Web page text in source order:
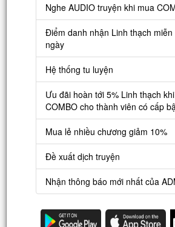
Truyện mới
Truyện Hot
Truyện Full
Truyện Dịch Miễn Phí
Thao tác
Đăng ký tài khoản
Danh sách combo
Nguời dùng
Lưu ý trên web
Nghe AUDIO truyện khi mua
Điểm danh nhận Linh thạch
ngày
Hệ thống tu luyện
Ưu đãi hoàn tới 5% Linh thạch
COMBO cho thành viên có cấp
Mua lẻ nhiều chương giảm 10%
Đề xuất dịch truyện
Nhận thông báo mới nhất của